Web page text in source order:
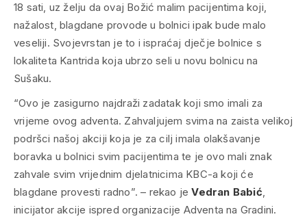
18 sati, uz želju da ovaj Božić malim pacijentima koji,
nažalost, blagdane provode u bolnici ipak bude malo
veseliji. Svojevrstan je to i ispraćaj dječje bolnice s
lokaliteta Kantrida koja ubrzo seli u novu bolnicu na
Sušaku.
“Ovo je zasigurno najdraži zadatak koji smo imali za
vrijeme ovog adventa. Zahvaljujem svima na zaista velikoj
podršci našoj akciji koja je za cilj imala olakšavanje
boravka u bolnici svim pacijentima te je ovo mali znak
zahvale svim vrijednim djelatnicima KBC-a koji će
blagdane provesti radno”. – rekao jeVedran Babić,
inicijator akcije ispred organizacije Adventa na Gradini.